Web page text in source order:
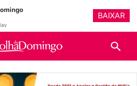
BAIXAR